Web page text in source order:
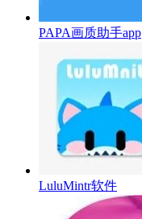
PAPA画质助手app
LuluMintr软件